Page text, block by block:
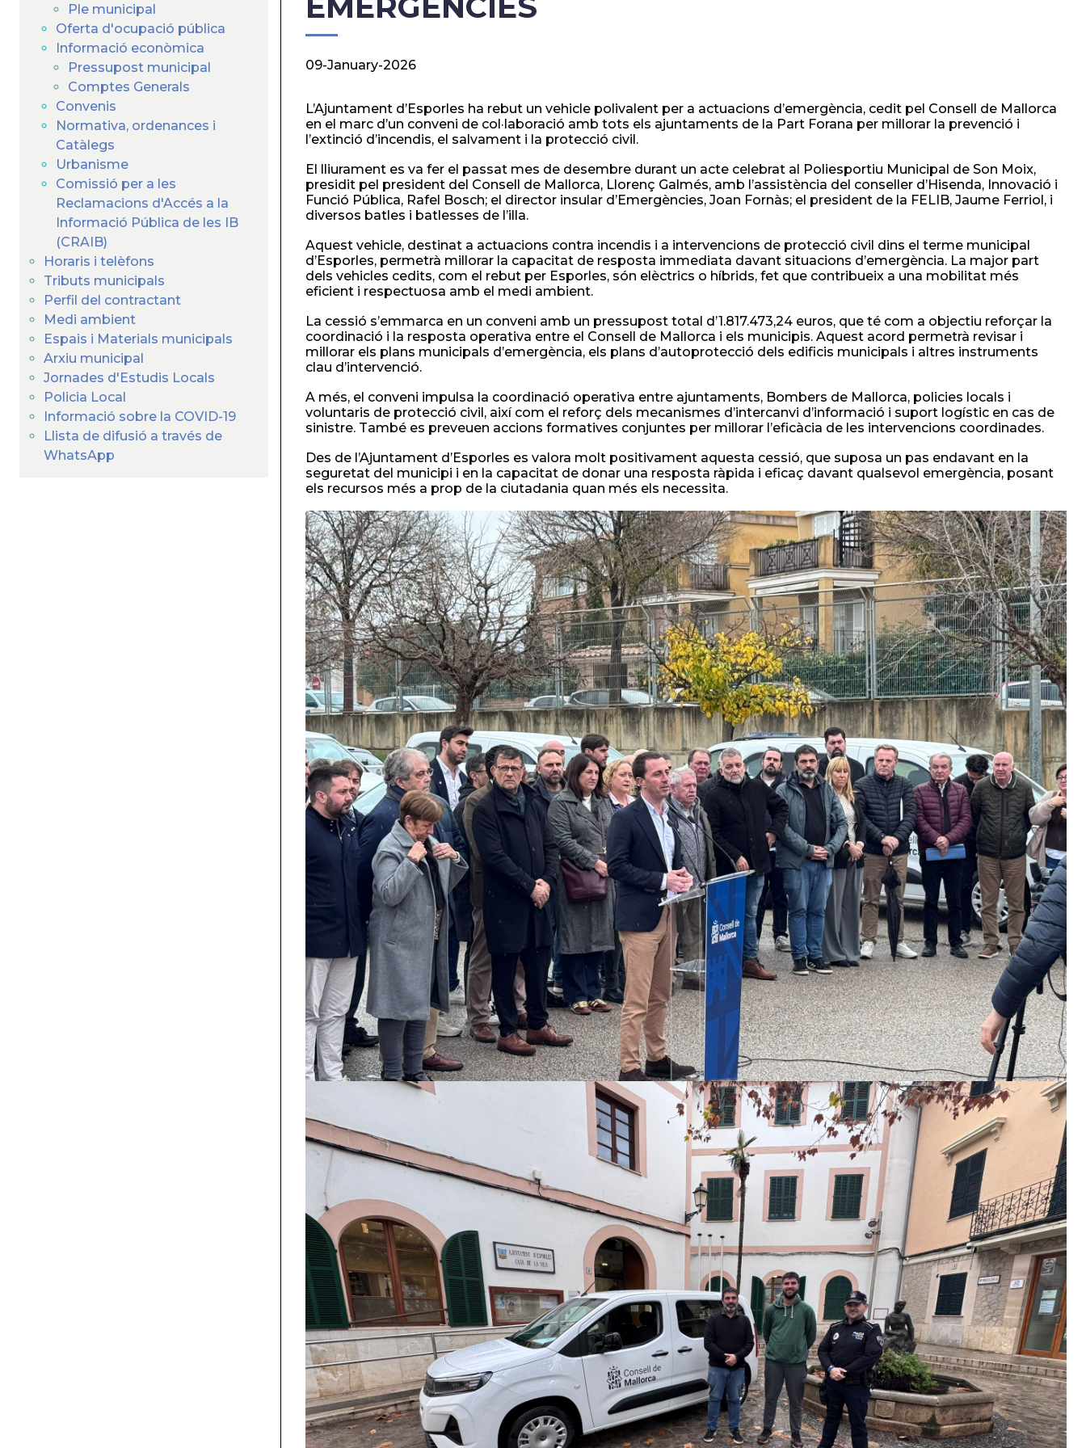
Ple municipal
Oferta d'ocupació pública
Informació econòmica
Pressupost municipal
Comptes Generals
Convenis
Normativa, ordenances i
Catàlegs
Urbanisme
Comissió per a les
Reclamacions d'Accés a la
Informació Pública de les IB
(CRAIB)
Horaris i telèfons
Tributs municipals
Perfil del contractant
Medi ambient
Espais i Materials municipals
Arxiu municipal
Jornades d'Estudis Locals
Policia Local
Informació sobre la COVID-19
Llista de difusió a través de
WhatsApp
09-January-2026
L’Ajuntament d’Esporles ha rebut un vehicle polivalent per a actuacions d’emergència, cedit pel Consell de Mallorca
en el marc d’un conveni de col·laboració amb tots els ajuntaments de la Part Forana per millorar la prevenció i
l’extinció d’incendis, el salvament i la protecció civil.
El lliurament es va fer el passat mes de desembre durant un acte celebrat al Poliesportiu Municipal de Son Moix,
presidit pel president del Consell de Mallorca, Llorenç Galmés, amb l’assistència del conseller d’Hisenda, Innovació i
Funció Pública, Rafel Bosch; el director insular d’Emergències, Joan Fornàs; el president de la FELIB, Jaume Ferriol, i
diversos batles i batlesses de l’illa.
Aquest vehicle, destinat a actuacions contra incendis i a intervencions de protecció civil dins el terme municipal
d’Esporles, permetrà millorar la capacitat de resposta immediata davant situacions d’emergència. La major part
dels vehicles cedits, com el rebut per Esporles, són elèctrics o híbrids, fet que contribueix a una mobilitat més
eficient i respectuosa amb el medi ambient.
La cessió s’emmarca en un conveni amb un pressupost total d’1.817.473,24 euros, que té com a objectiu reforçar la
coordinació i la resposta operativa entre el Consell de Mallorca i els municipis. Aquest acord permetrà revisar i
millorar els plans municipals d’emergència, els plans d’autoprotecció dels edificis municipals i altres instruments
clau d’intervenció.
A més, el conveni impulsa la coordinació operativa entre ajuntaments, Bombers de Mallorca, policies locals i
voluntaris de protecció civil, així com el reforç dels mecanismes d’intercanvi d’informació i suport logístic en cas de
sinistre. També es preveuen accions formatives conjuntes per millorar l’eficàcia de les intervencions coordinades.
Des de l’Ajuntament d’Esporles es valora molt positivament aquesta cessió, que suposa un pas endavant en la
seguretat del municipi i en la capacitat de donar una resposta ràpida i eficaç davant qualsevol emergència, posant
els recursos més a prop de la ciutadania quan més els necessita.